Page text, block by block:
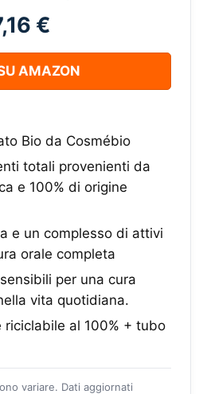
€
AMAZON
Bio da Cosmébio
totali provenienti da
e 100% di origine
e un complesso di attivi
orale completa
per una cura
vita quotidiana.
riciclabile al 100% + tubo
variare. Dati aggiornati